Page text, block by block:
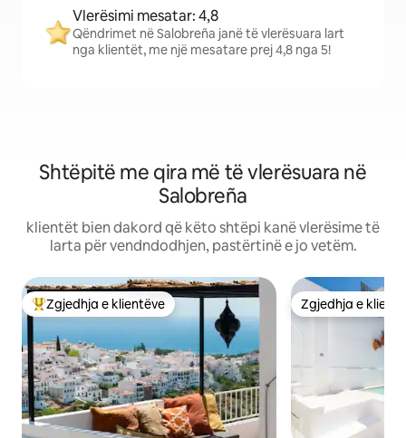
Vlerësimi mesatar: 4,8
Qëndrimet në Salobreña janë të vlerësuara lart
nga klientët, me një mesatare prej 4,8 nga 5!
Shtëpitë me qira më të vlerësuara në
Salobreña
klientët bien dakord që këto shtëpi kanë vlerësime të
larta për vendndodhjen, pastërtinë e jo vetëm.
Më të mirat e zgjedhjeve të klientëve
Zgjedhja e klientëve Zgjedhja e
Zgjedhja e